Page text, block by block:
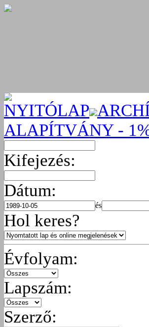
NYITÓLAP
ALAPÍTVÁNY -
Kifejezés:
Dátum:
és
Hol keres?
Évfolyam:
Lapszám:
Szerző: